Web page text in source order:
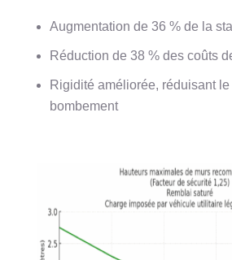
Augmentation de 36 % de la
Réduction de 38 % des coûts
Rigidité améliorée, réduisant
bombement